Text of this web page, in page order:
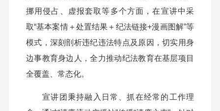
挪用侵占、虚报套取等多个方面，在宣讲中采
取“基本案情＋处置结果＋纪法链接+漫画图解”等
模式，深刻剖析违纪违法特点及原因，切实用身
边事教育身边人，全力推动纪法教育在基层项目
全覆盖、常态化。
宣讲团秉持融入日常、抓在经常的工作理